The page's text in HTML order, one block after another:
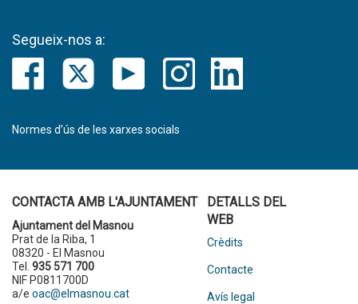
Segueix-nos a:
Normes d’ús de les xarxes socials
CONTACTA AMB L'AJUNTAMENT
Ajuntament del Masnou
Prat de la Riba, 1
08320 - El Masnou
Tel. 935 571 700
NIF P0811700D
a/e oac@elmasnou.cat
DETALLS DEL
WEB
Crèdits
Contacte
Avís legal